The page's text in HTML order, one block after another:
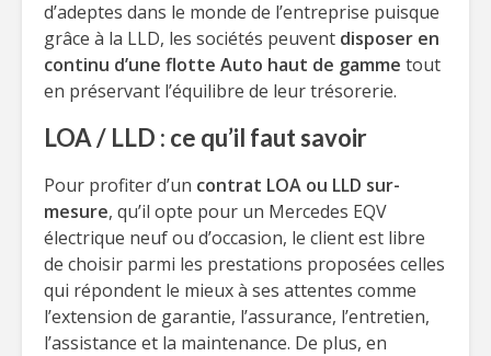
d’adeptes dans le monde de l’entreprise puisque
grâce à la LLD, les sociétés peuvent disposer en
continu d’une flotte Auto haut de gamme tout
en préservant l’équilibre de leur trésorerie.
LOA / LLD : ce qu’il faut savoir
Pour profiter d’un contrat LOA ou LLD sur-
mesure, qu’il opte pour un Mercedes EQV
électrique neuf ou d’occasion, le client est libre
de choisir parmi les prestations proposées celles
qui répondent le mieux à ses attentes comme
l’extension de garantie, l’assurance, l’entretien,
l’assistance et la maintenance. De plus, en